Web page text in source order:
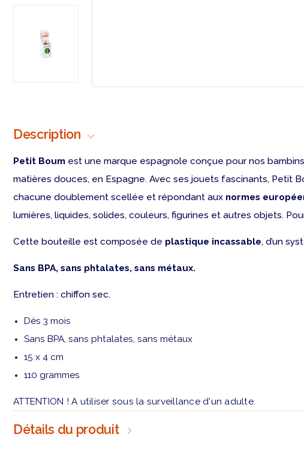
Description
Petit Boum est une marque espagnole conçue pour nos
matières douces, en Espagne. Avec ses jouets fascinants, Petit
chacune doublement scellée et répondant aux normes
lumières, liquides, solides, couleurs, figurines et autres objets.
Cette bouteille est composée de plastique incassable, d’un
Sans BPA, sans phtalates, sans métaux.
Entretien : chiffon sec.
Dès 3 mois
Sans BPA, sans phtalates, sans métaux
15 x 4 cm
110 grammes
ATTENTION ! A utiliser sous la surveillance d'un adulte.
Détails du produit